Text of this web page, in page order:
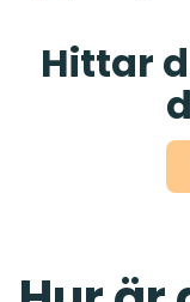
Hittar